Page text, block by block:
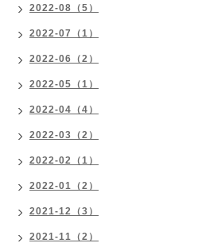
2022-08（5）
2022-07（1）
2022-06（2）
2022-05（1）
2022-04（4）
2022-03（2）
2022-02（1）
2022-01（2）
2021-12（3）
2021-11（2）